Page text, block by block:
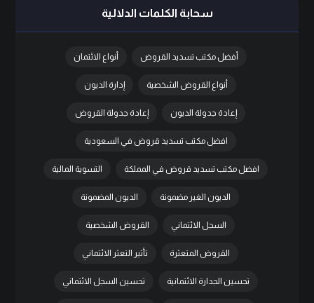
سحابة الكلمات الدلالية
أفضل مكتب تسديد القروض أنواع الائتمان
أنواع القروض الشخصية إدارة الديون
إعادة جدولة الديون إعادة جدولة القروض
افضل مكتب تسديد قروض في السعودية
افضل مكتب تسديد قروض في المملكة التسوية المالية
الديون الغير مضمونة الديون المضمونة
السجل الائتماني القروض الشخصية
القروض المتعثرة تأثير التعثر الائتماني
تحسين الجدارة الائتمانية تحسين السجل الائتماني